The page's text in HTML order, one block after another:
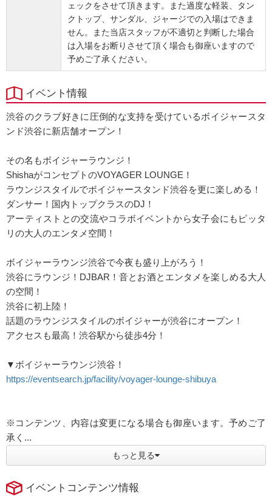
ェックをさせて頂きます。また過度な軽装、タン
クトップ、サンダル、ジャージでの入場はできま
せん。また当店スタッフが不適切と判断した場合
は入場をお断りさせて頂く場合も御座いますので
予めご了承ください。
イベント情報
渋谷のクラブ好きに圧倒的な支持を受けているボイジャースタ
ンド渋谷に新店舗オープン！
その名もボイジャーラウンジ！
ShishaがコンセプトのVOYAGER LOUNGE！
ラウンジスタイルでボイジャースタンド渋谷を更に楽しめる！
ダンサー！国内トップクラスのDJ！
アーティストとの交流やコラボイベントから女子会にもピッタ
リの大人のエンタメ空間！
ボイジャーラウンジ渋谷で今夜も盛り上がろう！
渋谷にラウンジ！DJBAR！音とお酒とエンタメを楽しめる大人
の空間！
渋谷に初上陸！
話題のラウンジスタイルのボイジャーが渋谷にオープン！
アクセスも最高！渋谷駅から徒歩4分！
▼ボイジャーラウンジ渋谷！
https://eventsearch.jp/facility/voyager-lounge-shibuya
※コンテンツ、内容は変更になる場合も御座います。予めご了
承く...
もっと見る
イベントコンテンツ情報